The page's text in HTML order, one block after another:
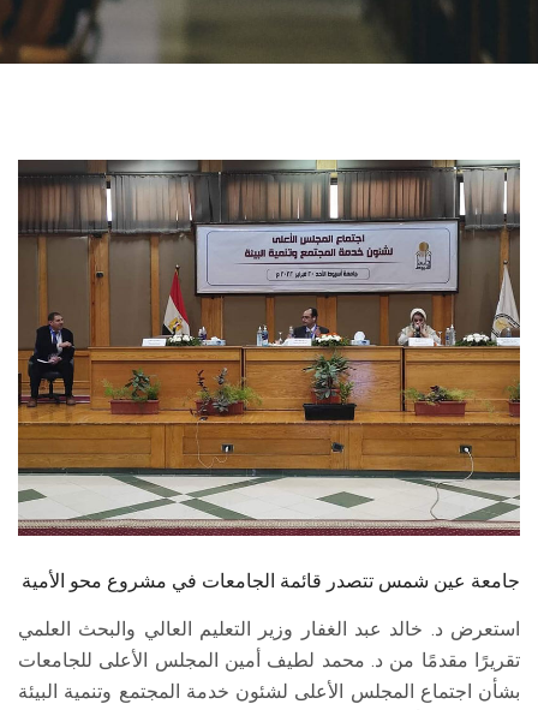
الأنظمة الذكية
تواصل معنا
الطلاب
هيئة التدريس
الدراسات العليا
الخريجين
الموظفون
الزائـرون
سجل الان
جامعة عين شمس تتصدر قائمة الجامعات في مشروع محو الأمية
استعرض د. خالد عبد الغفار وزير التعليم العالي والبحث العلمي
تقريرًا مقدمًا من د. محمد لطيف أمين المجلس الأعلى للجامعات
بشأن اجتماع المجلس الأعلى لشئون خدمة المجتمع وتنمية البيئة